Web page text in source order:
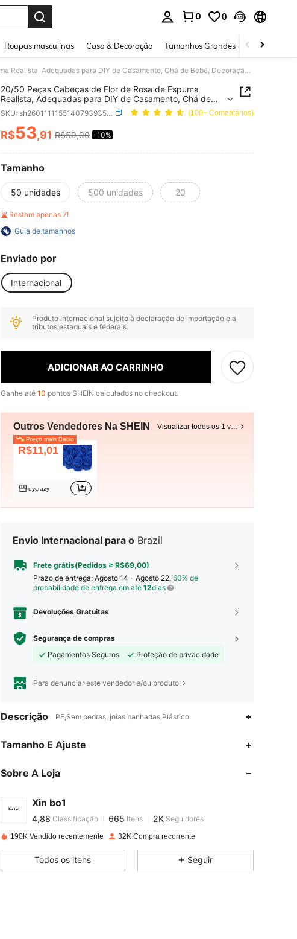
0 0
Roupas masculinas Casa & Decoração Tamanhos Grandes Joias e
20/50 Peças Cabeças de Flor de Rosa de Espuma Realista, Adequadas para DIY de Casamento, Chá de Bebê, Decoração de Mesa, Decoração de Festa, Decoração Doméstica, Decoração de Primavera, Decoração de Quarto, Presente do Dia dos Namorados (Aproximadamente 1/3 do Tamanho da Palma da Mão)
20/50 Peças Cabeças de Flor de Rosa de Espuma
Realista, Adequadas para DIY de Casamento, Chá de
Bebê, Decoração de Mesa, Decoração de Festa,
Decoração Doméstica, Decoração de Primavera,
Decoração de Quarto, Presente do Dia dos Namorados
(Aproximadamente 1/3 do Tamanho da Palma da Mão)
SKU: sh260111115514079393591 (100+ Comentários)
PRICE AND AVAILABILITY
R$53,91 R$59,90 -10%
Tamanho
50 unidades 500 unidades 20
Restam apenas 7!
Guia de tamanhos
Enviado por
Internacional
Produto Internacional sujeito à declaração de importação e a
tributos estaduais e federais.
ADICIONAR AO CARRINHO
Ganhe até 10 pontos SHEIN calculados no checkout.
Outros Vendedores Na SHEIN Visualizar todos os 1 vendedores
Preço mais Baixo
R$11,01
dycrazy
Envio Internacional para o Brazil
Frete grátis(Pedidos ≥ R$69,00)
Prazo de entrega: Agosto 14 - Agosto 22, 60% de
probabilidade de entrega em até 12dias
Devoluções Gratuitas
Segurança de compras
Pagamentos Seguros
Proteção de privacidade
Para denunciar este vendedor e/ou produto
Descrição PE,Sem pedras, joias banhadas,Plástico
Tamanho E Ajuste
Sobre A Loja
Xin bo1
4,88
4,88
m***ipago 1 dia atrás
4,88 665 2K
190K Vendido recentemente 32K Compra recorrente
Todos os itens Seguir